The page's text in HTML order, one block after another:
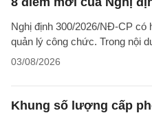
Nghị định 300/2026/NĐ-CP có
quản lý công chức. Trong nội
03/08/2026
Khung số lượng cấp